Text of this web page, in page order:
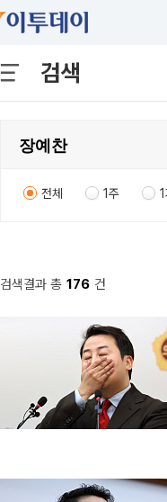
검색
전체 1주
검색결과 총 176 건